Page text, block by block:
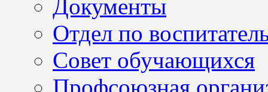
Документы
Отдел по
Совет обучающихся